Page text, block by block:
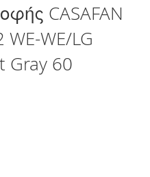
CASAFAN
WE-WE/LG
Gray 60